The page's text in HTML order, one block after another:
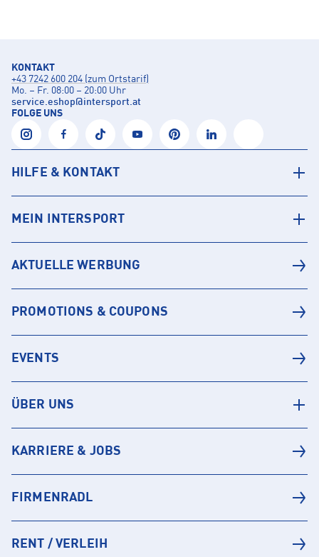
KONTAKT
+43 7242 600 204 (zum Ortstarif)
Mo. – Fr. 08:00 – 20:00 Uhr
service.eshop@intersport.at
FOLGE UNS
HILFE & KONTAKT
MEIN INTERSPORT
AKTUELLE WERBUNG
PROMOTIONS & COUPONS
EVENTS
ÜBER UNS
KARRIERE & JOBS
FIRMENRADL
RENT / VERLEIH